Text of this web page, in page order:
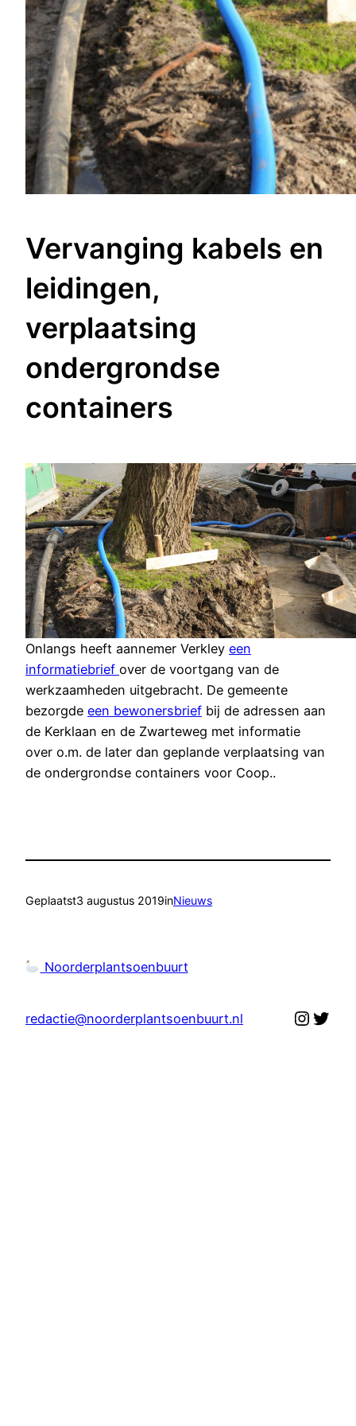
Vervanging kabels en
leidingen,
verplaatsing
ondergrondse
containers
Onlangs heeft aannemer Verkley een
informatiebrief over de voortgang van de
werkzaamheden uitgebracht. De gemeente
bezorgde een bewonersbrief bij de adressen aan
de Kerklaan en de Zwarteweg met informatie
over o.m. de later dan geplande verplaatsing van
de ondergrondse containers voor Coop..
Geplaatst3 augustus 2019inNieuws
Noorderplantsoenbuurt
redactie@noorderplantsoenbuurt.nl